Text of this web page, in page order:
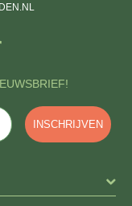
INSCHRIJVEN